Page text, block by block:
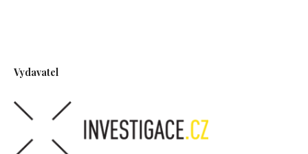
Vydavatel